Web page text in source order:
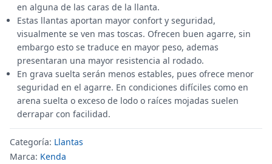
en alguna de las caras de la llanta.
Estas llantas aportan mayor confort y seguridad,
visualmente se ven mas toscas. Ofrecen buen agarre, sin
embargo esto se traduce en mayor peso, ademas
presentaran una mayor resistencia al rodado.
En grava suelta serán menos estables, pues ofrece menor
seguridad en el agarre. En condiciones difíciles como en
arena suelta o exceso de lodo o raíces mojadas suelen
derrapar con facilidad.
Categoría: Llantas
Marca: Kenda